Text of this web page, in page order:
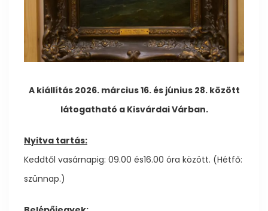
A kiállítás 2026. március 16. és június 28. között
látogatható a Kisvárdai Várban.
Nyitva tartás:
Keddtől vasárnapig: 09.00 és16.00 óra között. (Hétfő:
szünnap.)